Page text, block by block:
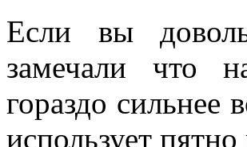
Если вы
замечали что
гораздо сильнее
использует